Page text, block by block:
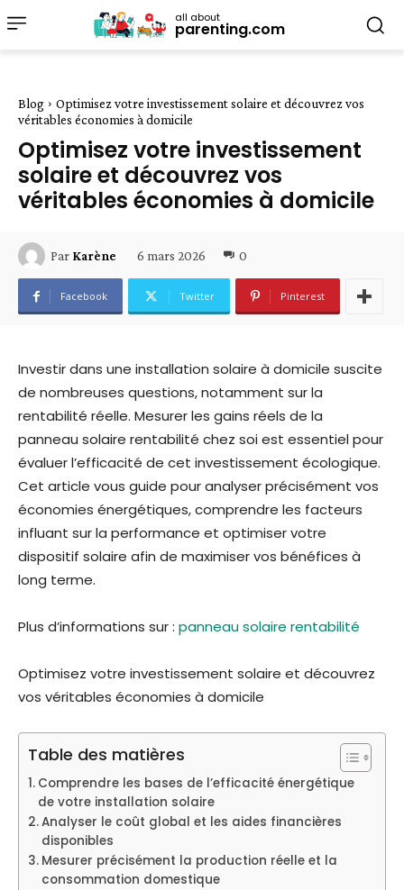
all about
parenting.com
Blog
Optimisez votre investissement solaire et découvrez vos
véritables économies à domicile
Optimisez votre investissement
solaire et découvrez vos
véritables économies à domicile
Par Karène 6 mars 2026 0
Facebook Twitter Pinterest
Investir dans une installation solaire à domicile suscite
de nombreuses questions, notamment sur la
rentabilité réelle. Mesurer les gains réels de la
panneau solaire rentabilité chez soi est essentiel pour
évaluer l’efficacité de cet investissement écologique.
Cet article vous guide pour analyser précisément vos
économies énergétiques, comprendre les facteurs
influant sur la performance et optimiser votre
dispositif solaire afin de maximiser vos bénéfices à
long terme.
Plus d’informations sur : panneau solaire rentabilité
Optimisez votre investissement solaire et découvrez
vos véritables économies à domicile
Table des matières
Comprendre les bases de l’efficacité énergétique
de votre installation solaire
Analyser le coût global et les aides financières
disponibles
Mesurer précisément la production réelle et la
consommation domestique